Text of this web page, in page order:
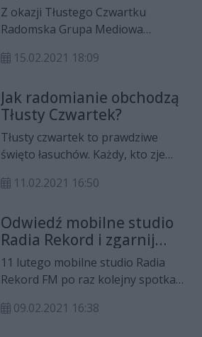
Kto wygrał?
Z okazji Tłustego Czwartku
Radomska Grupa Mediowa
Radomia w jedzeniu pączków na
15.02.2021 18:09
Jak radomianie obchodzą
Tłusty Czwartek?
Tłusty czwartek to prawdziwe
święto łasuchów. Każdy, kto zje
odrobinę faworków może dzisiaj
Zapytaliśmy spacerowiczów, ile
zamierzają zjeść dziś pączków?
11.02.2021 16:50
Odwiedź mobilne studio
Radia Rekord i zgarnij
supernagrody
11 lutego mobilne studio Radia
Rekord FM po raz kolejny spotka
okolic. Tym razem przystankiem
09.02.2021 16:38